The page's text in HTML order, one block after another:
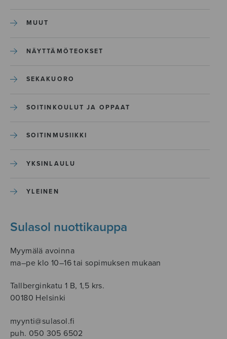
MUUT
NÄYTTÄMÖTEOKSET
SEKAKUORO
SOITINKOULUT JA OPPAAT
SOITINMUSIIKKI
YKSINLAULU
YLEINEN
Sulasol nuottikauppa
Myymälä avoinna
ma–pe klo 10–16 tai sopimuksen mukaan
Tallberginkatu 1 B, 1,5 krs.
00180 Helsinki
myynti@sulasol.fi
puh. 050 305 6502